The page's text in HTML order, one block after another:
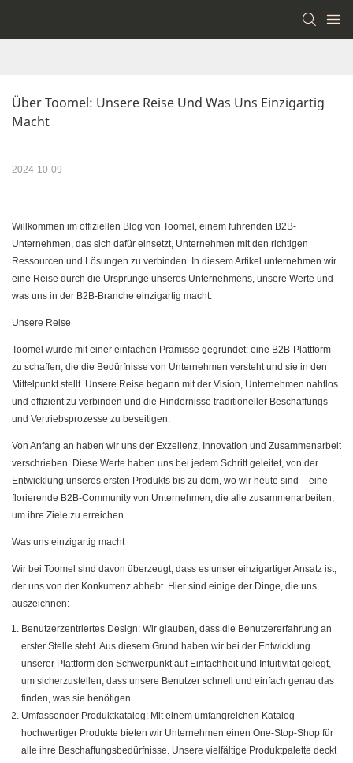
Über Toomel: Unsere Reise Und Was Uns Einzigartig
Macht
2024-10-09
Willkommen im offiziellen Blog von Toomel, einem führenden B2B-
Unternehmen, das sich dafür einsetzt, Unternehmen mit den richtigen
Ressourcen und Lösungen zu verbinden. In diesem Artikel unternehmen wir
eine Reise durch die Ursprünge unseres Unternehmens, unsere Werte und
was uns in der B2B-Branche einzigartig macht.
Unsere Reise
Toomel wurde mit einer einfachen Prämisse gegründet: eine B2B-Plattform
zu schaffen, die die Bedürfnisse von Unternehmen versteht und sie in den
Mittelpunkt stellt. Unsere Reise begann mit der Vision, Unternehmen nahtlos
und effizient zu verbinden und die Hindernisse traditioneller Beschaffungs-
und Vertriebsprozesse zu beseitigen.
Von Anfang an haben wir uns der Exzellenz, Innovation und Zusammenarbeit
verschrieben. Diese Werte haben uns bei jedem Schritt geleitet, von der
Entwicklung unseres ersten Produkts bis zu dem, wo wir heute sind – eine
florierende B2B-Community von Unternehmen, die alle zusammenarbeiten,
um ihre Ziele zu erreichen.
Was uns einzigartig macht
Wir bei Toomel sind davon überzeugt, dass es unser einzigartiger Ansatz ist,
der uns von der Konkurrenz abhebt. Hier sind einige der Dinge, die uns
auszeichnen:
Benutzerzentriertes Design: Wir glauben, dass die Benutzererfahrung an
erster Stelle steht. Aus diesem Grund haben wir bei der Entwicklung
unserer Plattform den Schwerpunkt auf Einfachheit und Intuitivität gelegt,
um sicherzustellen, dass unsere Benutzer schnell und einfach genau das
finden, was sie benötigen.
Umfassender Produktkatalog: Mit einem umfangreichen Katalog
hochwertiger Produkte bieten wir Unternehmen einen One-Stop-Shop für
alle ihre Beschaffungsbedürfnisse. Unsere vielfältige Produktpalette deckt